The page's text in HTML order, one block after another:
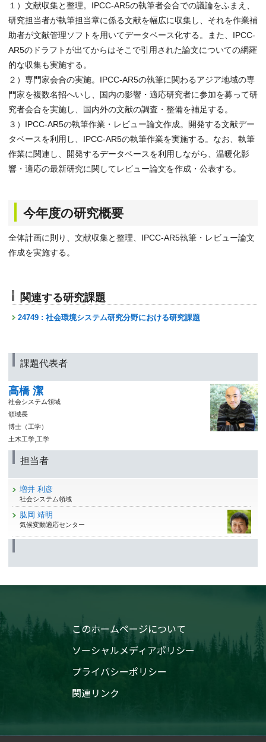
１）文献収集と整理。IPCC-AR5の執筆者会合での議論をふまえ、
研究担当者が執筆担当章に係る文献を幅広に収集し、それを作業補
助者が文献管理ソフトを用いてデータベース化する。また、IPCC-
AR5のドラフトが出てからはそこで引用された論文についての網羅
的な収集も実施する。
２）専門家会合の実施。IPCC-AR5の執筆に関わるアジア地域の専
門家を複数名招へいし、国内の影響・適応研究者に参加を募って研
究者会合を実施し、国内外の文献の調査・整備を補足する。
３）IPCC-AR5の執筆作業・レビュー論文作成。開発する文献デー
タベースを利用し、IPCC-AR5の執筆作業を実施する。なお、執筆
作業に関連し、開発するデータベースを利用しながら、温暖化影
響・適応の最新研究に関してレビュー論文を作成・公表する。
今年度の研究概要
全体計画に則り、文献収集と整理、IPCC-AR5執筆・レビュー論文
作成を実施する。
関連する研究課題
24749 : 社会環境システム研究分野における研究課題
課題代表者
高橋 潔
社会システム領域
領域長
博士（工学）
土木工学,工学
担当者
増井 利彦
社会システム領域
肱岡 靖明
気候変動適応センター
このホームページについて
ソーシャルメディアポリシー
プライバシーポリシー
関連リンク